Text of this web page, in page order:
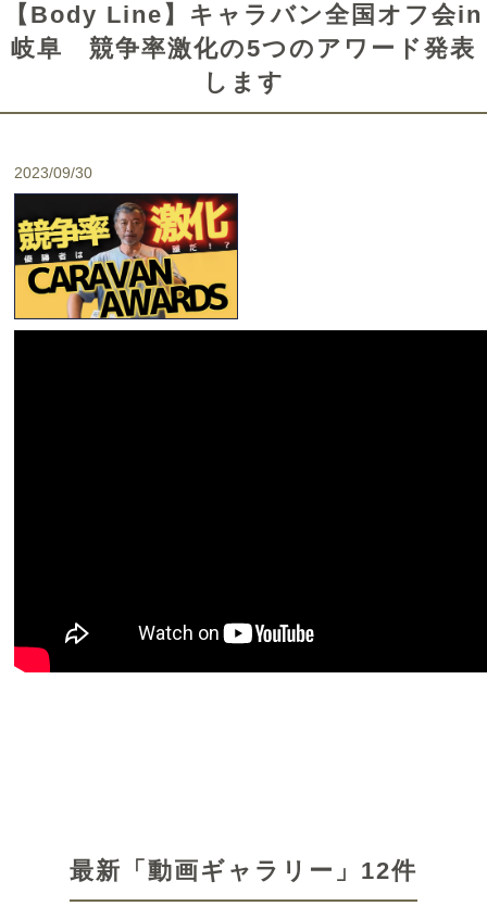
【Body Line】キャラバン全国オフ会in
岐阜 競争率激化の5つのアワード発表
します
2023/09/30
最新「動画ギャラリー」12件